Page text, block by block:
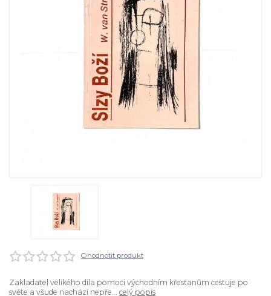
Ohodnotit produkt
Zakladatel velikého díla pomoci východním křesťanům cestuje po
světe a všude nachází nepře... celý popis